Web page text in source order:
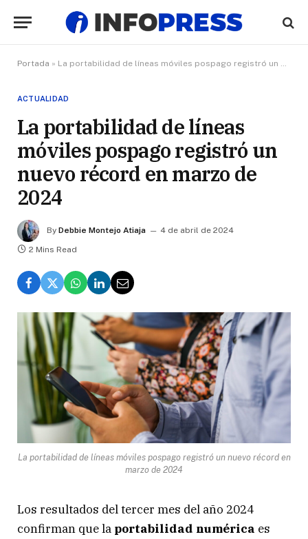
Portada » La portabilidad de líneas móviles pospago registró un nuevo récord en marzo de 2024
ACTUALIDAD
La portabilidad de líneas
móviles pospago registró un
nuevo récord en marzo de
2024
By Debbie Montejo Atiaja
4 de abril de 2024
2 Mins Read
La portabilidad de líneas móviles pospago registró un nuevo récord en
marzo de 2024
Los resultados del tercer mes del año 2024
confirman que la portabilidad numérica es